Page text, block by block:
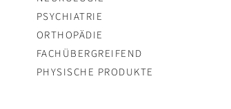
PSYCHIATRIE
ORTHOPÄDIE
​FACHÜBERGREIFEND
PHYSISCHE PRODUKTE